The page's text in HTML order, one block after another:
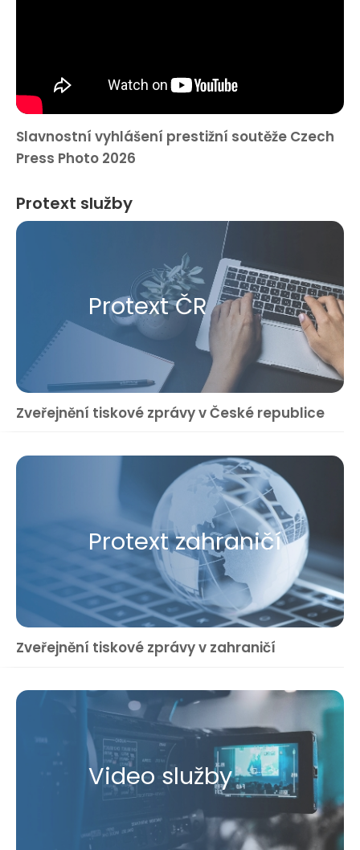
Slavnostní vyhlášení prestižní soutěže Czech
Press Photo 2026
Protext služby
Protext ČR
Zveřejnění tiskové zprávy v České republice
Protext zahraničí
Zveřejnění tiskové zprávy v zahraničí
Video služby